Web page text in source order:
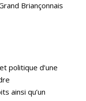
Briançonnais
politique d’une
ainsi qu’un